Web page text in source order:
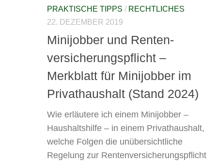
PRAKTISCHE TIPPS / RECHTLICHES
22. DEZEMBER 2019
Minijobber und Renten­
versicherungs­pflicht –
Merkblatt für Mini­jobber im
Privat­haushalt (Stand 2024)
Wie erläutere ich einem Minijobber –
Haushaltshilfe – in einem Privathaushalt,
welche Folgen die unübersichtliche
Regelung zur Rentenversicherungspflicht